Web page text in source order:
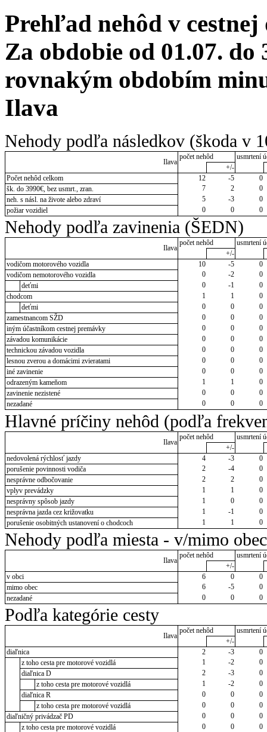
Prehľad nehôd v cestnej
Za obdobie od 01.07. do
rovnakým obdobím
Ilava
Nehody podľa následkov (škoda v
Ilava
počet nehôd
usmrtení
+/-
Počet nehôd celkom
12 -5
0
šk. do 3990€, bez usmrt., zran.
7 2
0
neh. s násl. na živote alebo zdraví
5 -3
0
požiar vozidiel
0 0 0
Nehody podľa zavinenia (ŠEDN)
Ilava
počet nehôd
usmrtení
+/-
vodičom motorového vozidla
10 -5
0
vodičom nemotorového vozidla
0 -2
0
deťmi
0 -1
0
chodcom
1 1
0
deťmi
0 0
0
zamestnancom SŽD
0 0
0
iným účastníkom cestnej premávky
0 0
0
závadou komunikácie
0 0
0
technickou závadou vozidla
0 0
0
lesnou zverou a domácimi zvieratami
0 0
0
iné zavinenie
0 0
0
odrazeným kameňom
1 1
0
zavinenie nezistené
0 0
0
nezadané
0 0 0
Hlavné príčiny nehôd (podľa
Ilava
počet nehôd
usmrtení
+/-
nedovolená rýchlosť jazdy
4 -3
0
porušenie povinnosti vodiča
2 -4
0
nesprávne odbočovanie
2 2
0
vplyv prevádzky
1 1
0
nesprávny spôsob jazdy
1 0
0
nesprávna jazda cez križovatku
1 -1
0
porušenie osobitných ustanovení o chodcoch
1 1 0
Nehody podľa miesta - v/mimo obec
Ilava
počet nehôd
usmrtení
+/-
v obci
6 0
0
mimo obec
6 -5
0
nezadané
0 0 0
Podľa kategórie cesty
Ilava
počet nehôd
usmrtení
+/-
diaľnica
2 -3
0
z toho cesta pre motorové vozidlá
1 -2
0
diaľnica D
2 -3
0
z toho cesta pre motorové vozidlá
1 -2
0
diaľnica R
0 0
0
z toho cesta pre motorové vozidlá
0 0
0
diaľničný privádzač PD
0 0
0
z toho cesta pre motorové vozidlá
0 0
0